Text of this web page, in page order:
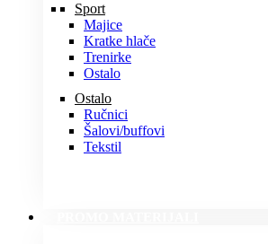
Sport
Majice
Kratke hlače
Trenirke
Ostalo
Ostalo
Ručnici
Šalovi/buffovi
Tekstil